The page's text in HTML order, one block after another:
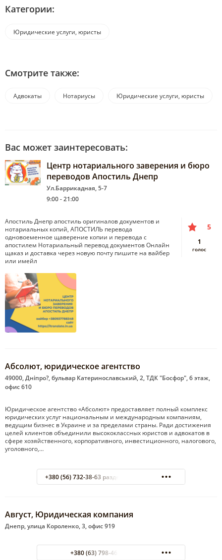
Категории:
Юридические услуги, юристы
Смотрите также:
Адвокаты Нотариусы Юридические услуги, юристы
Вас может заинтересовать:
Центр нотариального заверения и бюро
переводов Апостиль Днепр
Ул.Баррикадная, 5-7
9:00 - 21:00
Апостиль Днепр апостиль оригиналов документов и
нотариальных копий, АПОСТИЛЬ перевода
одновоеменное щаверение копии и перевода с
апостилем Нотариальный перевод документов Онлайн
щаказ и доставка через новую почту пишите на вайбер
или имейл
5
1
голос
Абсолют, юридическое агентство
49000, Дніпро?, бульвар Катеринославський, 2, ТДК "Босфор", 6 этаж,
офис 610
Юридическое агентство «Абсолют» предоставляет полный комплекс
юридических услуг национальным и международным компаниям,
ведущим бизнес в Украине и за пределами страны. Ради достижения
целей клиентов объединили высококлассных юристов и адвокатов в
сфере хозяйственного, корпоративного, инвестиционного, налогового,
уголовного,…
+380 (56) 732-38-63 раздел "Юридические услуги"
Август, Юридическая компания
Днепр, улица Короленко, 3, офис 919
+380 (63) 798-46-47 Михаил